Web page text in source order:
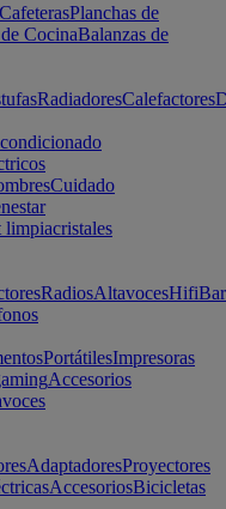
CafeterasPlanchas de
CocinaBalanzas de
RadiadoresCalefactores
Cuidado
limpiacristales
RadiosAltavocesHifi
PortátilesImpresoras
Accesorios
AdaptadoresProyectores
AccesoriosBicicletas